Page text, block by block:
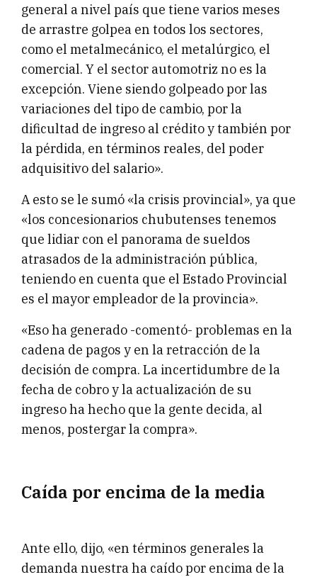
general a nivel país que tiene varios meses
de arrastre golpea en todos los sectores,
como el metalmecánico, el metalúrgico, el
comercial. Y el sector automotriz no es la
excepción. Viene siendo golpeado por las
variaciones del tipo de cambio, por la
dificultad de ingreso al crédito y también por
la pérdida, en términos reales, del poder
adquisitivo del salario».
A esto se le sumó «la crisis provincial», ya que
«los concesionarios chubutenses tenemos
que lidiar con el panorama de sueldos
atrasados de la administración pública,
teniendo en cuenta que el Estado Provincial
es el mayor empleador de la provincia».
«Eso ha generado -comentó- problemas en la
cadena de pagos y en la retracción de la
decisión de compra. La incertidumbre de la
fecha de cobro y la actualización de su
ingreso ha hecho que la gente decida, al
menos, postergar la compra».
Caída por encima de la media
Ante ello, dijo, «en términos generales la
demanda nuestra ha caído por encima de la